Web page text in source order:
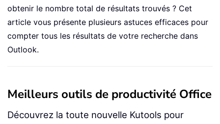
obtenir le nombre total de résultats trouvés ? Cet
article vous présente plusieurs astuces efficaces pour
compter tous les résultats de votre recherche dans
Outlook.
Meilleurs outils de productivité Office
Découvrez la toute nouvelle Kutools pour